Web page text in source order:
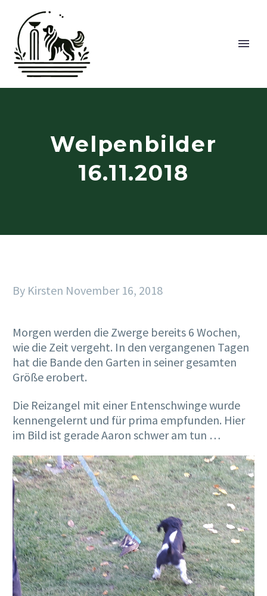
Welpenbilder
16.11.2018
By Kirsten November 16, 2018
Morgen werden die Zwerge bereits 6 Wochen,
wie die Zeit vergeht. In den vergangenen Tagen
hat die Bande den Garten in seiner gesamten
Größe erobert.
Die Reizangel mit einer Entenschwinge wurde
kennengelernt und für prima empfunden. Hier
im Bild ist gerade Aaron schwer am tun …